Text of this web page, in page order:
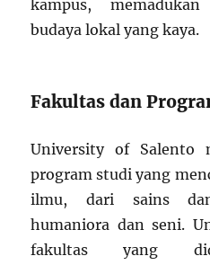
kampus,
budaya lokal yang kaya.
Fakultas dan
University of Salento
program studi yang
ilmu, dari sains
humaniora dan seni.
fakultas yang